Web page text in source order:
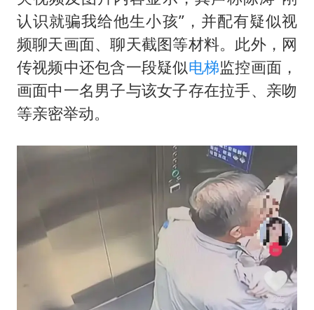
认识就骗我给他生小孩”，并配有疑似视
频聊天画面、聊天截图等材料。此外，网
传视频中还包含一段疑似电梯监控画面，
画面中一名男子与该女子存在拉手、亲吻
等亲密举动。